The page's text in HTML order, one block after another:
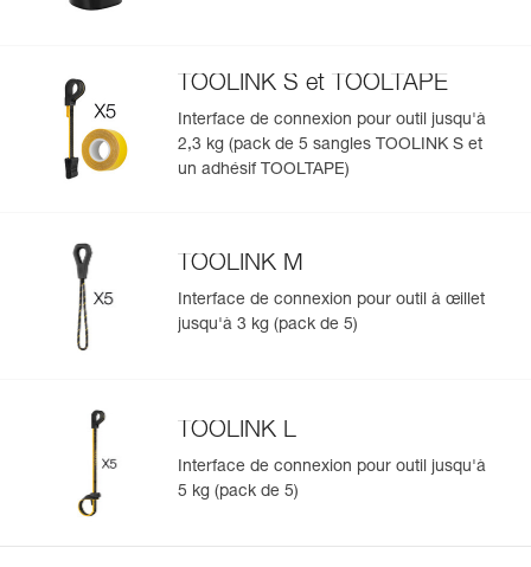
TOOLINK S et TOOLTAPE
Interface de connexion pour outil jusqu'à
2,3 kg (pack de 5 sangles TOOLINK S et
un adhésif TOOLTAPE)
TOOLINK M
Interface de connexion pour outil à œillet
jusqu'à 3 kg (pack de 5)
TOOLINK L
Interface de connexion pour outil jusqu'à
5 kg (pack de 5)